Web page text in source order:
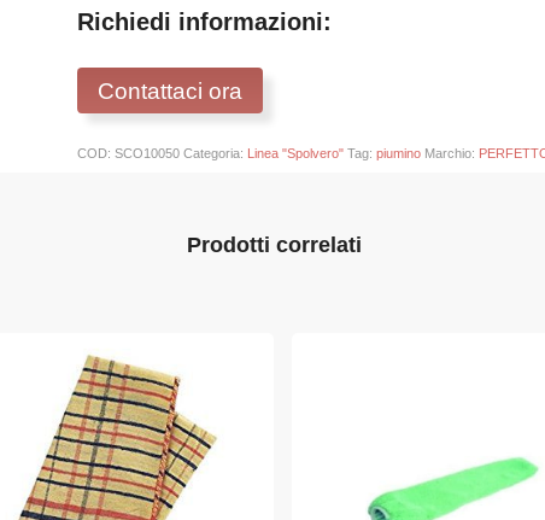
Richiedi informazioni:
Contattaci ora
COD:SCO10050 Categoria: Linea "Spolvero" Tag:piumino Marchio:
Prodotti correlati